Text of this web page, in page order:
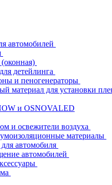
автомобилей
детейлинга
и пеногенераторы
материал для установки
и OSNOVALED
и освежители воздуха
материалы
автомобиля
автомобилей